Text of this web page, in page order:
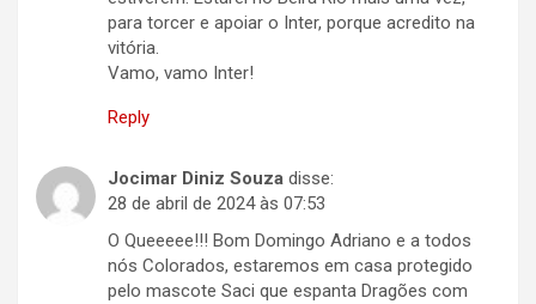
para torcer e apoiar o Inter, porque acredito na
vitória.
Vamo, vamo Inter!
Reply
Jocimar Diniz Souza disse:
28 de abril de 2024 às 07:53
O Queeeee!!! Bom Domingo Adriano e a todos
nós Colorados, estaremos em casa protegido
pelo mascote Saci que espanta Dragões com